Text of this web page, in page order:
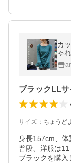
カ
ゃ
ト
代
ブラックLLサ
サイズ ： ちょうど
身長157cm、体
普段、洋服は11
ブラックを購入